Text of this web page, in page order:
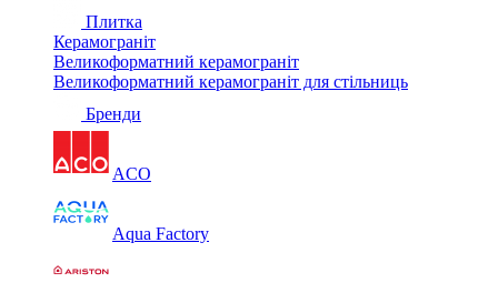
Плитка
Керамограніт
Великоформатний керамограніт
Великоформатний керамограніт для стільниць
Бренди
ACO
Aqua Factory